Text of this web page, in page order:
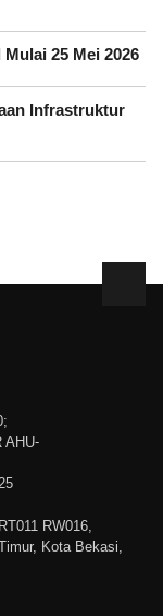
25 Mei 2026
Infrastruktur
AHU-
RW016,
Kota Bekasi,